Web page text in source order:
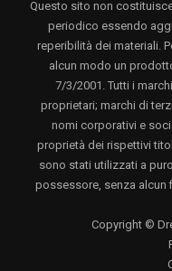
Questo sito non
periodico essendo
reperibilità dei materiali.
alcun modo un
7/3/2001. Tutti i
proprietari; marchi di
nomi corporativi e
proprietà dei rispettivi
sono stati utilizzati a
possessore, senza alcun
Copyright ©